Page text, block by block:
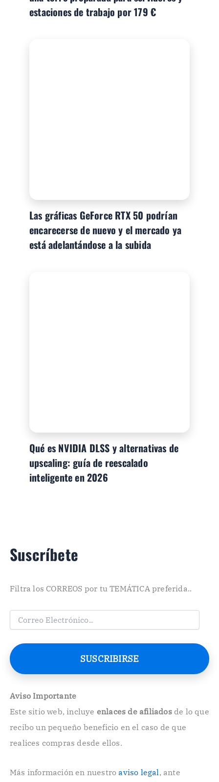
estaciones de trabajo por 179 €
Las gráficas GeForce RTX 50 podrían
encarecerse de nuevo y el mercado ya
está adelantándose a la subida
Qué es NVIDIA DLSS y alternativas de
upscaling: guía de reescalado
inteligente en 2026
Suscríbete
Filtra los CORREOS por tu TEMÁTICA preferida..
C
e
o
e
t
ó
n
o
SUSCRIBIRSE
Aviso Importante
Este sitio web, incluye enlaces de afiliadosde lo que
recibo un pequeño beneficio en el caso de que
realices compras desde ellos.
Más información en nuestroaviso legal , ante